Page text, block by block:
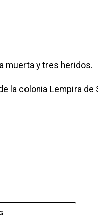
muerta y tres heridos.
la colonia Lempira de